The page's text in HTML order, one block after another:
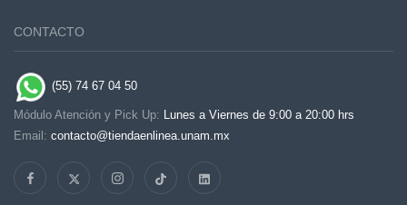
CONTACTO
(55) 74 67 04 50
Módulo Atención y Pick Up: Lunes a Viernes de 9:00 a 20:00 hrs
Email: contacto@tiendaenlinea.unam.mx